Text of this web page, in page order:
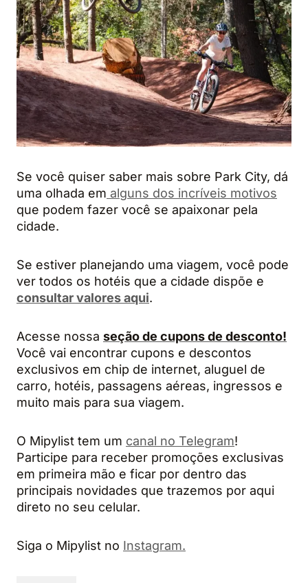
Se você quiser saber mais sobre Park City, dá
uma olhada em alguns dos incríveis motivos
que podem fazer você se apaixonar pela
cidade.
Se estiver planejando uma viagem, você pode
ver todos os hotéis que a cidade dispõe e
consultar valores aqui.
Acesse nossa seção de cupons de desconto!
Você vai encontrar cupons e descontos
exclusivos em chip de internet, aluguel de
carro, hotéis, passagens aéreas, ingressos e
muito mais para sua viagem.
O Mipylist tem um canal no Telegram!
Participe para receber promoções exclusivas
em primeira mão e ficar por dentro das
principais novidades que trazemos por aqui
direto no seu celular.
Siga o Mipylist no Instagram.